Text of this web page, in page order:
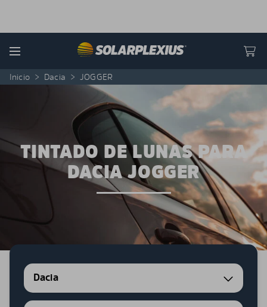
Menu
Inicio > Dacia > JOGGER
TINTADO DE LUNAS PARA
DACIA JOGGER
Dacia